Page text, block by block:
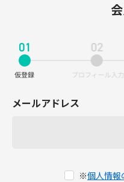
メールアドレス
※個人情報